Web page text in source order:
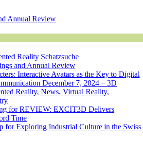
Annual Review
Reality Schatzsuche
and Annual Review
Interactive Avatars as the Key to Digital
December 7, 2024 – 3D
Reality, News, Virtual Reality,
for REVIEW: EXCIT3D Delivers
Time
for Exploring Industrial Culture in the Swiss